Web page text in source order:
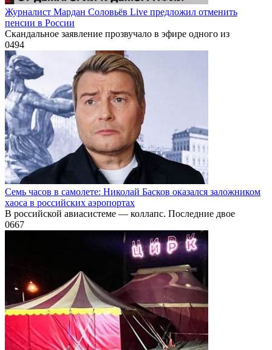
Журналист Мардан Соловьёв Live предложил отменить
пенсии в России
Скандальное заявление прозвучало в эфире одного из
0494
Семь часов в самолете: Николай Басков оказался заложником
хаоса в российских аэропортах
В российской авиасистеме — коллапс. Последние двое
0667